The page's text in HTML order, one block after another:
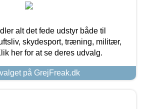
alt det fede udstyr både til
skydesport, træning, militær,
her for at se deres udvalg.
på GrejFreak.dk